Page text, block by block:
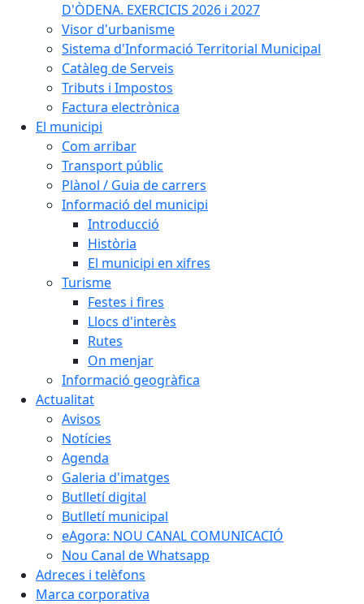
D'ÒDENA. EXERCICIS 2026 i 2027
Visor d'urbanisme
Sistema d'Informació Territorial Municipal
Catàleg de Serveis
Tributs i Impostos
Factura electrònica
El municipi
Com arribar
Transport públic
Plànol / Guia de carrers
Informació del municipi
Introducció
Història
El municipi en xifres
Turisme
Festes i fires
Llocs d'interès
Rutes
On menjar
Informació geogràfica
Actualitat
Avisos
Notícies
Agenda
Galeria d'imatges
Butlletí digital
Butlletí municipal
eAgora: NOU CANAL COMUNICACIÓ
Nou Canal de Whatsapp
Adreces i telèfons
Marca corporativa